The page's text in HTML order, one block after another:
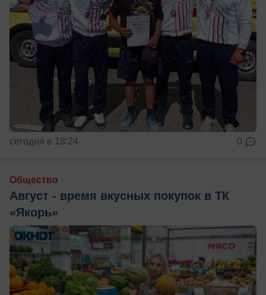
сегодня в 18:24 0
Общество
Август - время вкусных покупок в ТК
«Якорь»